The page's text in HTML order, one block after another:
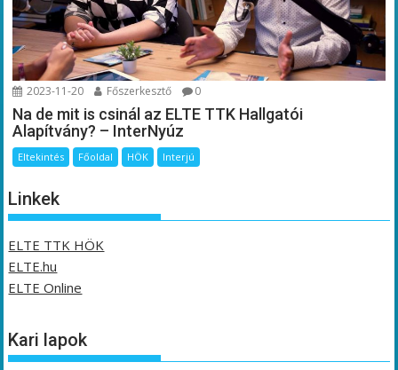
2023-11-20 Főszerkesztő 0
Na de mit is csinál az ELTE TTK Hallgatói
Alapítvány? – InterNyúz
Eltekintés Főoldal HÖK Interjú
Linkek
ELTE TTK HÖK
ELTE.hu
ELTE Online
Kari lapok